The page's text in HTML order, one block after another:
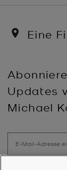
Eine
Updates
Michael